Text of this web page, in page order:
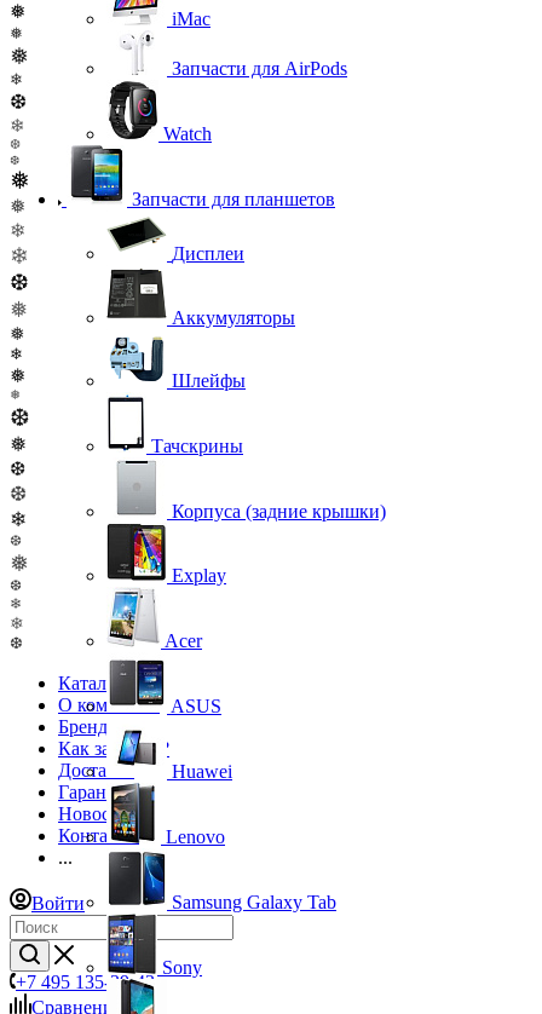
❅
❅
❅
❄
❆
❄
❆
❆
❅
❅
❄
❄
❆
❅
❅
❄
❅
❅
❆
❅
❆
❆
❄
❆
❅
❆
❄
❄
❆
Каталог
О компании
Бренды
Как заказать?
Доставка
Гарантия
Новости
Контакты
...
Войти
+7 495 135-39-43
Сравнение
0
iMac
Запчасти для AirPods
Watch
Запчасти для планшетов
Дисплеи
Аккумуляторы
Шлейфы
Тачскрины
Корпуса (задние крышки)
Explay
Acer
ASUS
Huawei
Lenovo
Samsung Galaxy Tab
Sony